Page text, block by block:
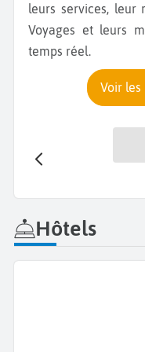
leurs services, leur
Voyages et leurs
temps réel.
Voir
Hôtels